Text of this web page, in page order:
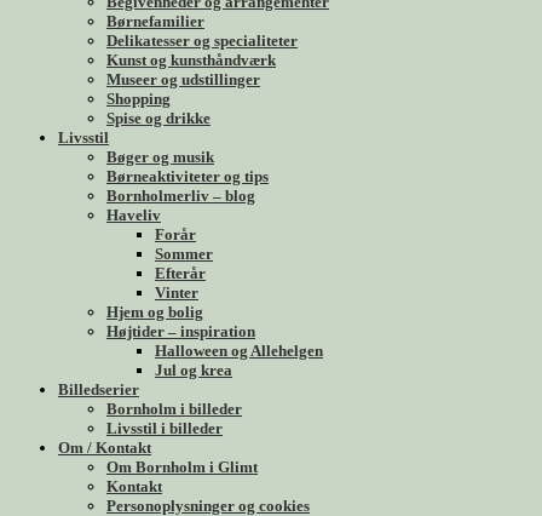
Børnefamilier
Delikatesser og specialiteter
Kunst og kunsthåndværk
Museer og udstillinger
Shopping
Spise og drikke
Livsstil
Bøger og musik
Børneaktiviteter og tips
Bornholmerliv – blog
Haveliv
Forår
Sommer
Efterår
Vinter
Hjem og bolig
Højtider – inspiration
Halloween og Allehelgen
Jul og krea
Billedserier
Bornholm i billeder
Livsstil i billeder
Om / Kontakt
Om Bornholm i Glimt
Kontakt
Personoplysninger og cookies